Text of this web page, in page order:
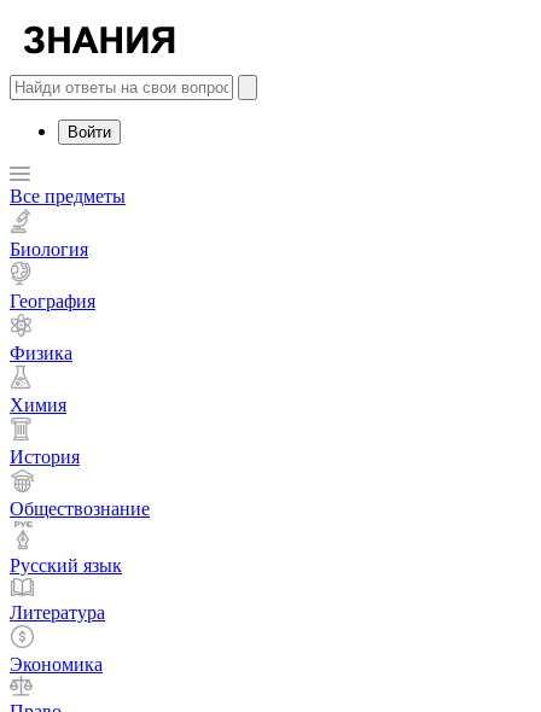
Войти
Все предметы
Биология
География
Физика
Химия
История
Обществознание
Русский язык
Литература
Экономика